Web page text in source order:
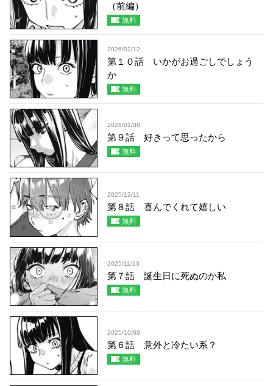
（前編）
無料
2026/02/12
第１０話 いかがお過ごしでしょう
か
無料
2026/01/08
第９話 好きって思ったから
無料
2025/12/11
第８話 喜んでくれて嬉しい
無料
2025/11/13
第７話 誕生日に死ぬのか私
無料
2025/10/09
第６話 意外と冷たい系？
無料